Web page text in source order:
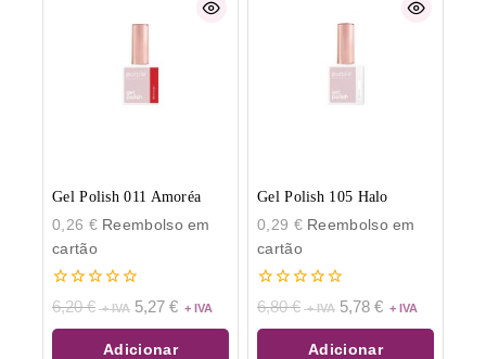
Gel Polish 011 Amoréa
0,26 €Reembolso em
cartão
0
de
5
6,20€ 5,27 €
Adicionar
Gel Polish 105 Halo
0,29 €Reembolso em
cartão
0
de
5
6,80€ 5,78 €
Adicionar